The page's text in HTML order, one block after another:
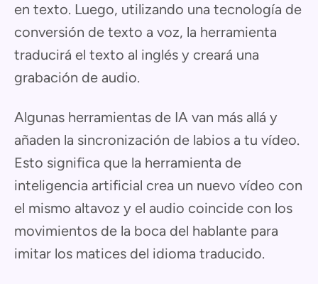
en texto. Luego, utilizando una tecnología de
conversión de texto a voz, la herramienta
traducirá el texto al inglés y creará una
grabación de audio.
Algunas herramientas de IA van más allá y
añaden la sincronización de labios a tu vídeo.
Esto significa que la herramienta de
inteligencia artificial crea un nuevo vídeo con
el mismo altavoz y el audio coincide con los
movimientos de la boca del hablante para
imitar los matices del idioma traducido.